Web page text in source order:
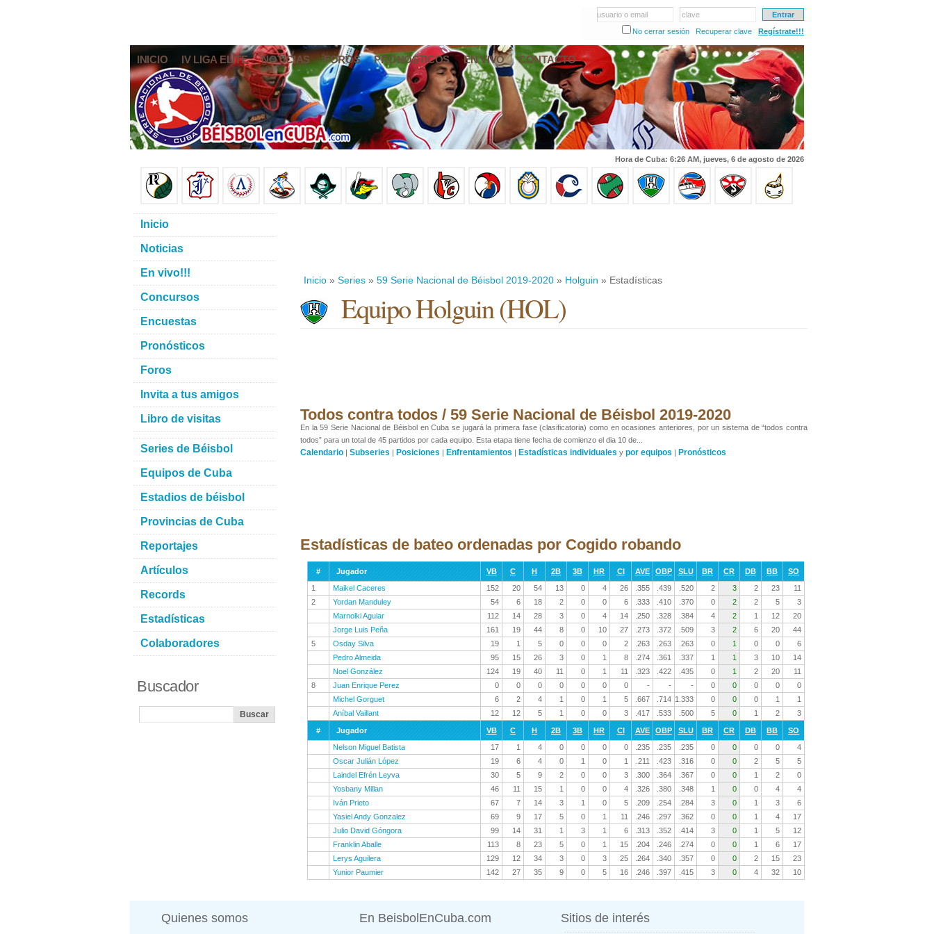
usuario o email
clave
No cerrar sesión
Recuperar clave Regístrate!!!
INICIO IV LIGA ELITE NOTICIAS FOROS PRONÓSTICOS EN VIVO CONTACTO
Hora de Cuba: 6:26 AM, jueves, 6 de agosto de 2026
Inicio » Series » 59 Serie Nacional de Béisbol 2019-2020 » Holguin » Estadísticas
Equipo Holguin (HOL)
Todos contra todos / 59 Serie Nacional de Béisbol 2019-2020
En la 59 Serie Nacional de Béisbol en Cuba se jugará la primera fase (clasificatoria) como en ocasiones anteriores, por un sistema de “todos contra
todos” para un total de 45 partidos por cada equipo. Esta etapa tiene fecha de comienzo el dia 10 de...
Calendario | Subseries | Posiciones | Enfrentamientos | Estadísticas individuales y por equipos | Pronósticos
Estadísticas de bateo ordenadas por Cogido robando
# Jugador VB C H 2B 3B HR CI AVE OBP SLU BR CR DB BB
SO
1
Maikel Caceres 152 20 54 13 0 4 26 .355 .439 .520 2 3 2 23
11
2
Yordan Manduley 54 6 18 2 0 0 6 .333 .410 .370 0 2 2 5
3
Marnolki Aguiar
112 14 28 3 0 4 14 .250 .328 .384 4 2 1 12
20
Jorge Luis Peña
161 19 44 8 0 10 27 .273 .372 .509 3 2 6 20
44
5
Osday Silva 19 1 5 0 0 0 2 .263 .263 .263 0 1 0 0
6
Pedro Almeida
95 15 26 3 0 1 8 .274 .361 .337 1 1 3 10
14
Noel González
124 19 40 11 0 1 11 .323 .422 .435 0 1 2 20
11
8
Juan Enrique Perez 0 0 0 0 0 0 0 - - - 0 0 0 0
0
Michel Gorguet
6 2 4 1 0 1 5 .667 .714 1.333 0 0 0 1
1
Aníbal Vaillant
12 12 5 1 0 0 3 .417 .533 .500 5 0 1 2 3
# Jugador VB C H 2B 3B HR CI AVE OBP SLU BR CR DB BB
SO
Nelson Miguel Batista
17 1 4 0 0 0 0 .235 .235 .235 0 0 0 0
4
Oscar Julián López
19 6 4 0 1 0 1 .211 .423 .316 0 0 2 5
5
Laindel Efrén Leyva
30 5 9 2 0 0 3 .300 .364 .367 0 0 1 2
0
Yosbany Millan
46 11 15 1 0 0 4 .326 .380 .348 1 0 0 4
4
Iván Prieto
67 7 14 3 1 0 5 .209 .254 .284 3 0 1 3
6
Yasiel Andy Gonzalez
69 9 17 5 0 1 11 .246 .297 .362 0 0 1 4
17
Julio David Góngora
99 14 31 1 3 1 6 .313 .352 .414 3 0 1 5
12
Franklin Aballe
113 8 23 5 0 1 15 .204 .246 .274 0 0 1 6
17
Lerys Aguilera
129 12 34 3 0 3 25 .264 .340 .357 0 0 2 15
23
Yunior Paumier
142 27 35 9 0 5 16 .246 .397 .415 3 0 4 32 10
Inicio
Noticias
En vivo!!!
Concursos
Encuestas
Pronósticos
Foros
Invita a tus amigos
Libro de visitas
Series de Béisbol
Equipos de Cuba
Estadios de béisbol
Provincias de Cuba
Reportajes
Artículos
Records
Estadísticas
Colaboradores
Buscador
Quienes somos En BeisbolEnCuba.com Sitios de interés